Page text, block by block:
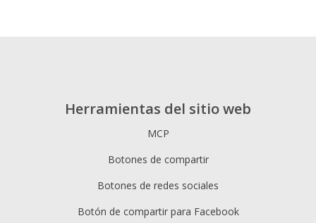
Herramientas del sitio web
MCP
Botones de compartir
Botones de redes sociales
Botón de compartir para Facebook